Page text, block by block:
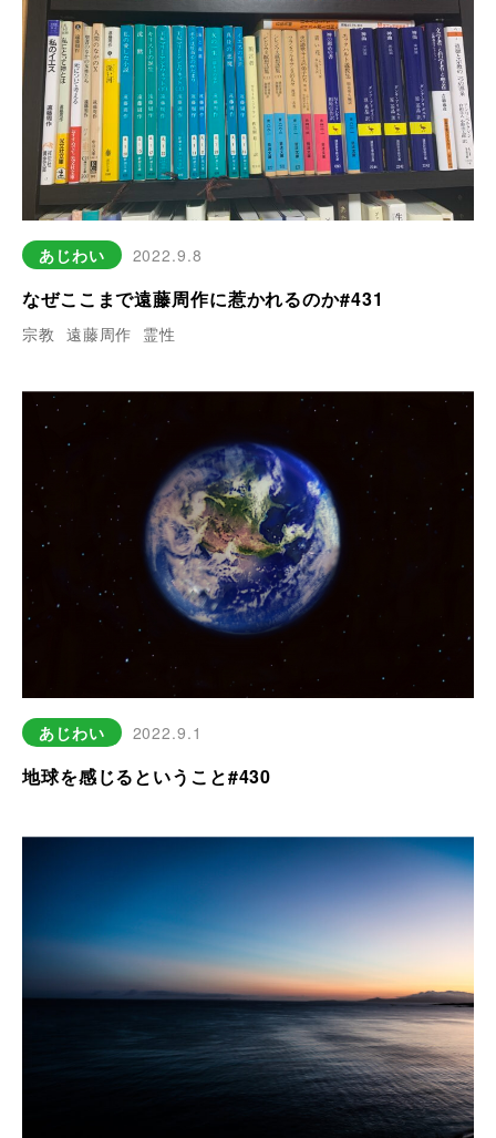
あじわい 2022.9.8
なぜここまで遠藤周作に惹かれるのか#431
宗教 遠藤周作 霊性
あじわい 2022.9.1
地球を感じるということ#430